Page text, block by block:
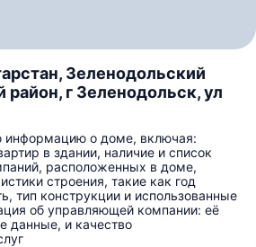
Зеленодольский
г Зеленодольск, ул
информацию о доме, включая:
в здании, наличие и список
расположенных в доме,
строения, такие как год
тип конструкции и использованные
об управляющей компании: её
данные, и качество